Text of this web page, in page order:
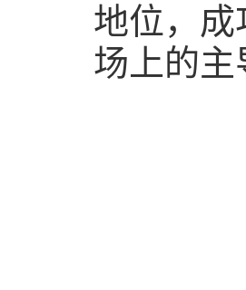
地位，
场上的主